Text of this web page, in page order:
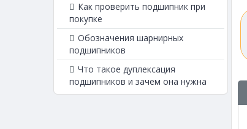
Как проверить подшипник при
покупке
Обозначения шарнирных
подшипников
Что такое дуплексация
подшипников и зачем она нужна